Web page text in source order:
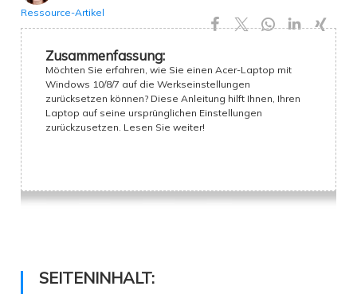
Ressource-Artikel
   

Zusammenfassung:
Möchten Sie erfahren, wie Sie einen Acer-Laptop mit
Windows 10/8/7 auf die Werkseinstellungen
zurücksetzen können? Diese Anleitung hilft Ihnen, Ihren
Laptop auf seine ursprünglichen Einstellungen
zurückzusetzen. Lesen Sie weiter!
SEITENINHALT: